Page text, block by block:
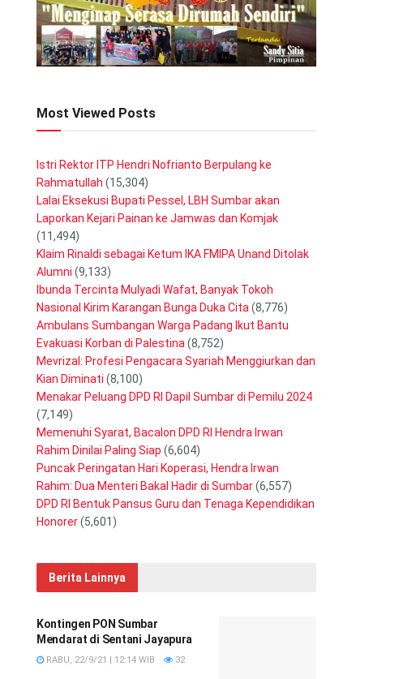
Most Viewed Posts
Istri Rektor ITP Hendri Nofrianto Berpulang ke
Rahmatullah (15,304)
Lalai Eksekusi Bupati Pessel, LBH Sumbar akan
Laporkan Kejari Painan ke Jamwas dan Komjak
(11,494)
Klaim Rinaldi sebagai Ketum IKA FMIPA Unand Ditolak
Alumni (9,133)
Ibunda Tercinta Mulyadi Wafat, Banyak Tokoh
Nasional Kirim Karangan Bunga Duka Cita (8,776)
Ambulans Sumbangan Warga Padang Ikut Bantu
Evakuasi Korban di Palestina (8,752)
Mevrizal: Profesi Pengacara Syariah Menggiurkan dan
Kian Diminati (8,100)
Menakar Peluang DPD RI Dapil Sumbar di Pemilu 2024
(7,149)
Memenuhi Syarat, Bacalon DPD RI Hendra Irwan
Rahim Dinilai Paling Siap (6,604)
Puncak Peringatan Hari Koperasi, Hendra Irwan
Rahim: Dua Menteri Bakal Hadir di Sumbar(6,557)
DPD RI Bentuk Pansus Guru dan Tenaga Kependidikan
Honorer(5,601)
Berita Lainnya
Kontingen PON Sumbar
Mendarat di Sentani Jayapura
RABU, 22/9/21 | 12:14 WIB 32